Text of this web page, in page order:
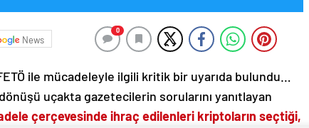
News
0
ile mücadeleyle ilgili kritik bir uyarıda bulundu…
uçakta gazetecilerin sorularını yanıtlayan
çerçevesinde ihraç edilenleri kriptoların seçtiği,